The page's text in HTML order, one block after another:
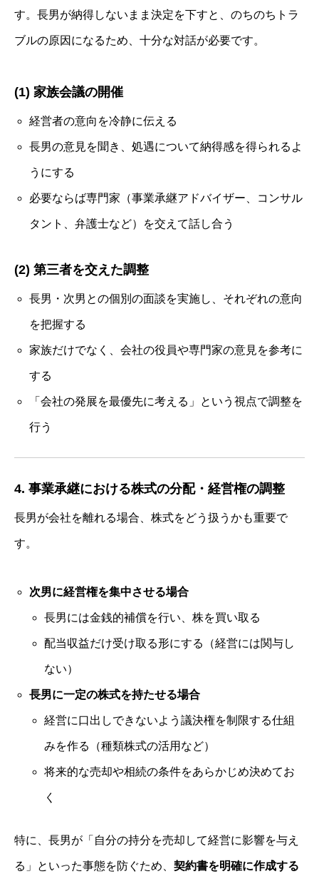
す。長男が納得しないまま決定を下すと、のちのちトラ
ブルの原因になるため、十分な対話が必要です。
(1) 家族会議の開催
経営者の意向を冷静に伝える
長男の意見を聞き、処遇について納得感を得られるよ
うにする
必要ならば専門家（事業承継アドバイザー、コンサル
タント、弁護士など）を交えて話し合う
(2) 第三者を交えた調整
長男・次男との個別の面談を実施し、それぞれの意向
を把握する
家族だけでなく、会社の役員や専門家の意見を参考に
する
「会社の発展を最優先に考える」という視点で調整を
行う
4. 事業承継における株式の分配・経営権の調整
長男が会社を離れる場合、株式をどう扱うかも重要で
す。
次男に経営権を集中させる場合
長男には金銭的補償を行い、株を買い取る
配当収益だけ受け取る形にする（経営には関与し
ない）
長男に一定の株式を持たせる場合
経営に口出しできないよう議決権を制限する仕組
みを作る（種類株式の活用など）
将来的な売却や相続の条件をあらかじめ決めてお
く
特に、長男が「自分の持分を売却して経営に影響を与え
る」といった事態を防ぐため、 契約書を明確に作成する
メルマガの登録はこちら
経営者必見
金融機関ときちんと話が出来ていますか